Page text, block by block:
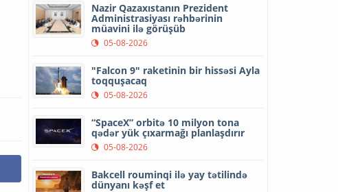
Nazir Qazaxıstanın Prezident
Administrasiyası rəhbərinin
müavini ilə görüşüb
05-08-2026
"Falcon 9" raketinin bir hissəsi Ayla
toqquşacaq
05-08-2026
“SpaceX” orbitə 10 milyon tona
qədər yük çıxarmağı planlaşdırır
05-08-2026
Bakcell rouminqi ilə yay tətilində
dünyanı kəşf et